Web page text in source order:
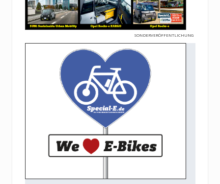
SONDERVERÖFFENTLICHUNG